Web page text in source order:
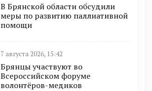
В Брянской области обсудили
меры по развитию паллиативной
помощи
7 августа 2026, 15:42
Брянцы участвуют во
Всероссийском форуме
волонтёров-медиков